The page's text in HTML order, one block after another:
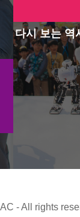
다시 보는 역
- All rights